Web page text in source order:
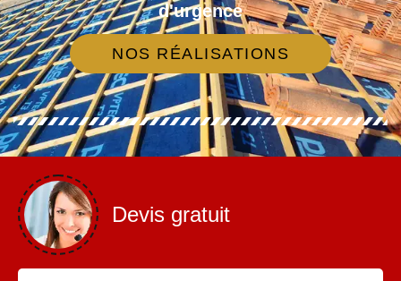
d'urgence
NOS RÉALISATIONS
Devis gratuit